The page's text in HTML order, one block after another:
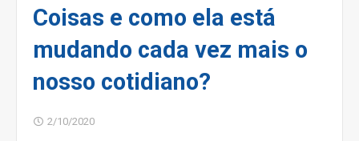
Coisas e como ela está
mudando cada vez mais o
nosso cotidiano?
2/10/2020